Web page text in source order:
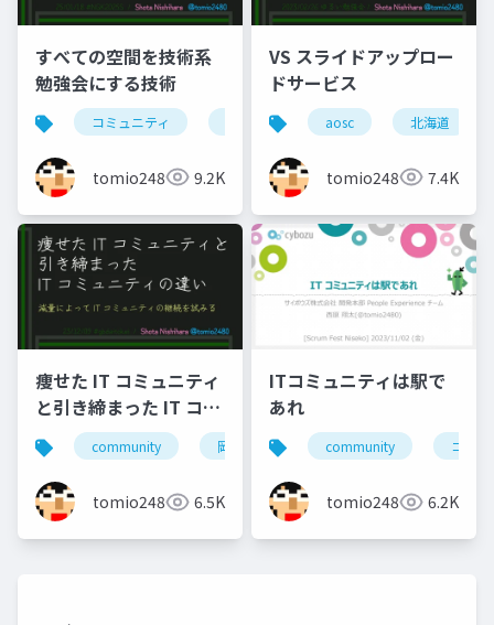
すべての空間を技術系
勉強会にする技術
コミュニティ 北海道 東京
tomio2480 9.2K
VS スライドアップロー
ドサービス
aosc 北海道
tomio2480 7.4K
痩せた IT コミュニティ
と引き締まった IT コミ
ュニティの違い
community 岡山 北海道 旭川
tomio2480 6.5K
ITコミュニティは駅で
あれ
community コミ
tomio2480 6.2K